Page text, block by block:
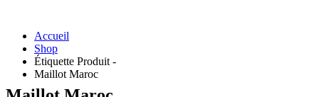
Accueil
Shop
Étiquette Produit -
Maillot Maroc